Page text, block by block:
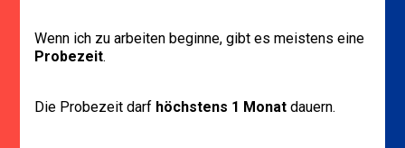
Wenn ich zu arbeiten beginne, gibt es meistens eine
Probezeit.
Die Probezeit darf höchstens 1 Monat dauern.